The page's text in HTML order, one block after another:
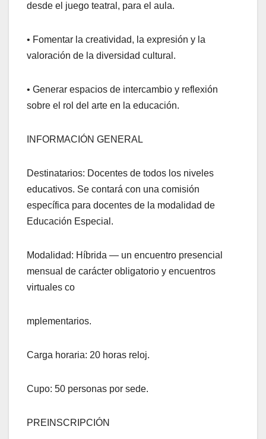
desde el juego teatral, para el aula.
• Fomentar la creatividad, la expresión y la
valoración de la diversidad cultural.
• Generar espacios de intercambio y reflexión
sobre el rol del arte en la educación.
INFORMACIÓN GENERAL
Destinatarios: Docentes de todos los niveles
educativos. Se contará con una comisión
específica para docentes de la modalidad de
Educación Especial.
Modalidad: Híbrida — un encuentro presencial
mensual de carácter obligatorio y encuentros
virtuales co
mplementarios.
Carga horaria: 20 horas reloj.
Cupo: 50 personas por sede.
PREINSCRIPCIÓN